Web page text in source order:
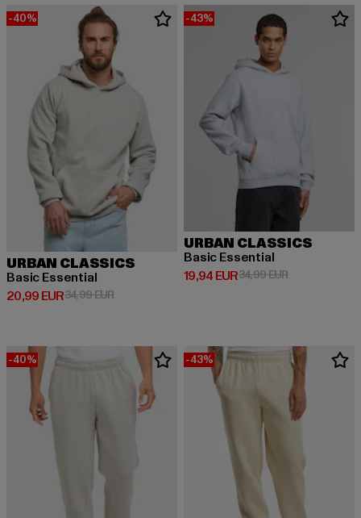
-40%
URBAN CLASSICS
Basic Essential
20,99 EUR
Derzeitiger Preis: 20,99 EUR
34,99 EURAktionspreis: 34,99 EUR
-43%
URBAN CLASSICS
Basic Essential
19,94 EUR
Derzeitiger Preis: 19,94 EUR
34,99 EURAktionspreis:
-40% -43%